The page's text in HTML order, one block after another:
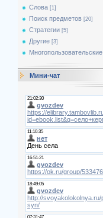
Слова [1]
Поиск предметов [20]
Стратегии [5]
Другие [3]
Многопользовательские
Мини-чат